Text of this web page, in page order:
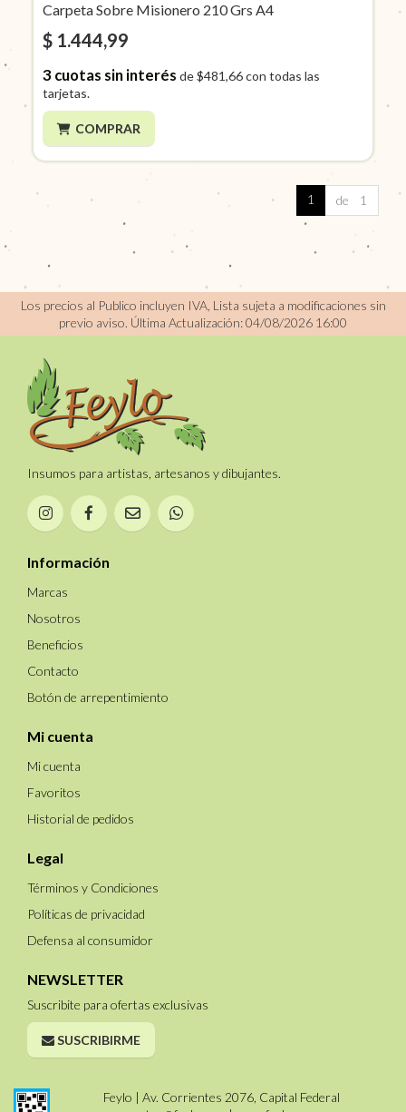
Carpeta Sobre Misionero 210 Grs A4
$ 1.444,99
3cuotas sin interés de$481,66con todas las
tarjetas.
COMPRAR
1 de 1
Los precios al Publico incluyen IVA, Lista sujeta a modificaciones sin
previo aviso. Última Actualización: 04/08/2026 16:00
Insumos para artistas, artesanos y dibujantes.
Información
Marcas
Nosotros
Beneficios
Contacto
Botón de arrepentimiento
Mi cuenta
Mi cuenta
Favoritos
Historial de pedidos
Legal
Términos y Condiciones
Políticas de privacidad
Defensa al consumidor
NEWSLETTER
Suscribite para ofertas exclusivas
SUSCRIBIRME
Feylo | Av. Corrientes 2076, Capital Federal